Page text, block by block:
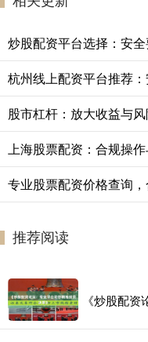
炒股配资平台选择：安
杭州线上配资平台推荐
股市杠杆：放大收益与
上海股票配资：合规操
专业股票配资价格查询
推荐阅读
《炒股配